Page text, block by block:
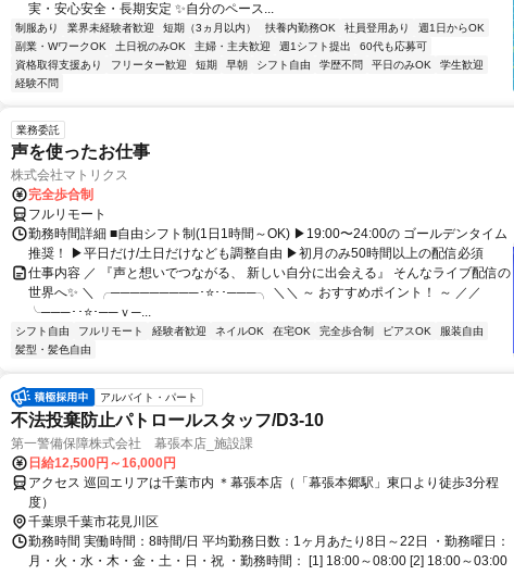
実・安心安全・長期安定 ✨自分のペース...
制服あり 業界未経験者歓迎 短期（3ヵ月以内） 扶養内勤務OK 社員登用あり
週1日からOK
副業・WワークOK
土日祝のみOK 主婦・主夫歓迎 週1シフト提出
60代も応募可
資格取得支援あり
フリーター歓迎 短期 早朝 シフト自由 学歴不問 平日のみOK
学生歓迎
経験不問
業務委託
声を使ったお仕事
株式会社マトリクス
完全歩合制
フルリモート
勤務時間詳細 ■自由シフト制(1日1時間～OK) ▶19:00〜24:00の ゴールデンタイム
推奨！ ▶平日だけ/土日だけなども調整自由 ▶初月のみ50時間以上の配信必須
仕事内容 ／ 『声と想いでつながる、 新しい自分に出会える』 そんなライブ配信の
世界へ✨ ＼ ╭─────────･⭐･･───╮ ＼＼ ～ おすすめポイント！ ～ ／／
╰───･･⭐･──ｖ─...
シフト自由 フルリモート 経験者歓迎 ネイルOK 在宅OK 完全歩合制 ピアスOK
服装自由
髪型・髪色自由
アルバイト・パート
不法投棄防止パトロールスタッフ/D3-10
第一警備保障株式会社 幕張本店_施設課
日給12,500円～16,000円
アクセス 巡回エリアは千葉市内 ＊幕張本店（「幕張本郷駅」東口より徒歩3分程
度）
千葉県千葉市花見川区
勤務時間 実働時間：8時間/日 平均勤務日数：1ヶ月あたり8日～22日 ・勤務曜日：
月・火・水・木・金・土・日・祝 ・勤務時間： [1] 18:00～08:00 [2] 18:00～03:00